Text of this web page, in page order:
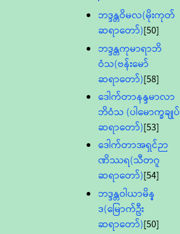
ဘဒ္ဒန္တဝိမလ(မိုးကုတ်
ဆရာတော်)[50]
ဘဒ္ဒန္တကုမာရာဘိ
ဝံသ(ဗန်းမော်
ဆရာတော်)[58]
ဒေါက်တာနန္ဒမာလာ
ဘိဝံသ (ပါမောက္ခချုပ်
ဆရာတော်)[53]
ဒေါက်တာအရှင်ဉာ
ဏိဿရ(သီတဂူ
ဆရာတော်)[54]
ဘဒ္ဒန္တဝါယာမိန္
ဒ(မြောက်ဦး
ဆရာတော်)[50]